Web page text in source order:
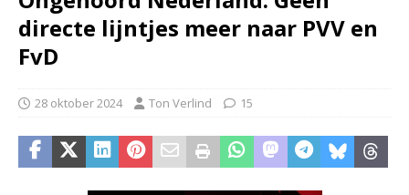
directe lijntjes meer naar PVV en
FvD
28 oktober 2024 Ton Verlind 15